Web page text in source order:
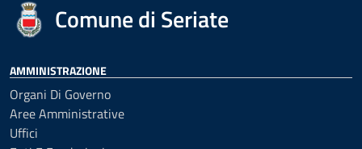
Comune di Seriate
AMMINISTRAZIONE
Organi Di Governo
Aree Amministrative
Uffici